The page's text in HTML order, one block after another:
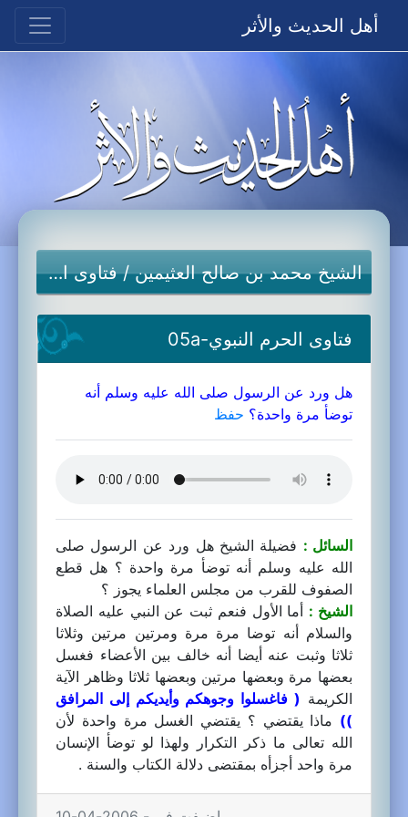
أهل الحديث والأثر
الشيخ محمد بن صالح العثيمين/فتاوى الحرم النبوي
فتاوى الحرم النبوي-05a
هل ورد عن الرسول صلى الله عليه وسلم أنه
توضأ مرة واحدة؟ حفظ
السائل : فضيلة الشيخ هل ورد عن الرسول صلى
الله عليه وسلم أنه توضأ مرة واحدة ؟ هل قطع
الصفوف للقرب من مجلس العلماء يجوز ؟
الشيخ : أما الأول فنعم ثبت عن النبي عليه الصلاة
والسلام أنه توضا مرة مرة ومرتين مرتين وثلاثا
ثلاثا وثبت عنه أيضا أنه خالف بين الأعضاء فغسل
بعضها مرة وبعضها مرتين وبعضها ثلاثا وظاهر الآية
الكريمة ( فاغسلوا وجوهكم وأيديكم إلى المرافق
)) ماذا يقتضي ؟ يقتضي الغسل مرة واحدة لأن
الله تعالى ما ذكر التكرار ولهذا لو توضأ الإنسان
مرة واحد أجزأه بمقتضى دلالة الكتاب والسنة .